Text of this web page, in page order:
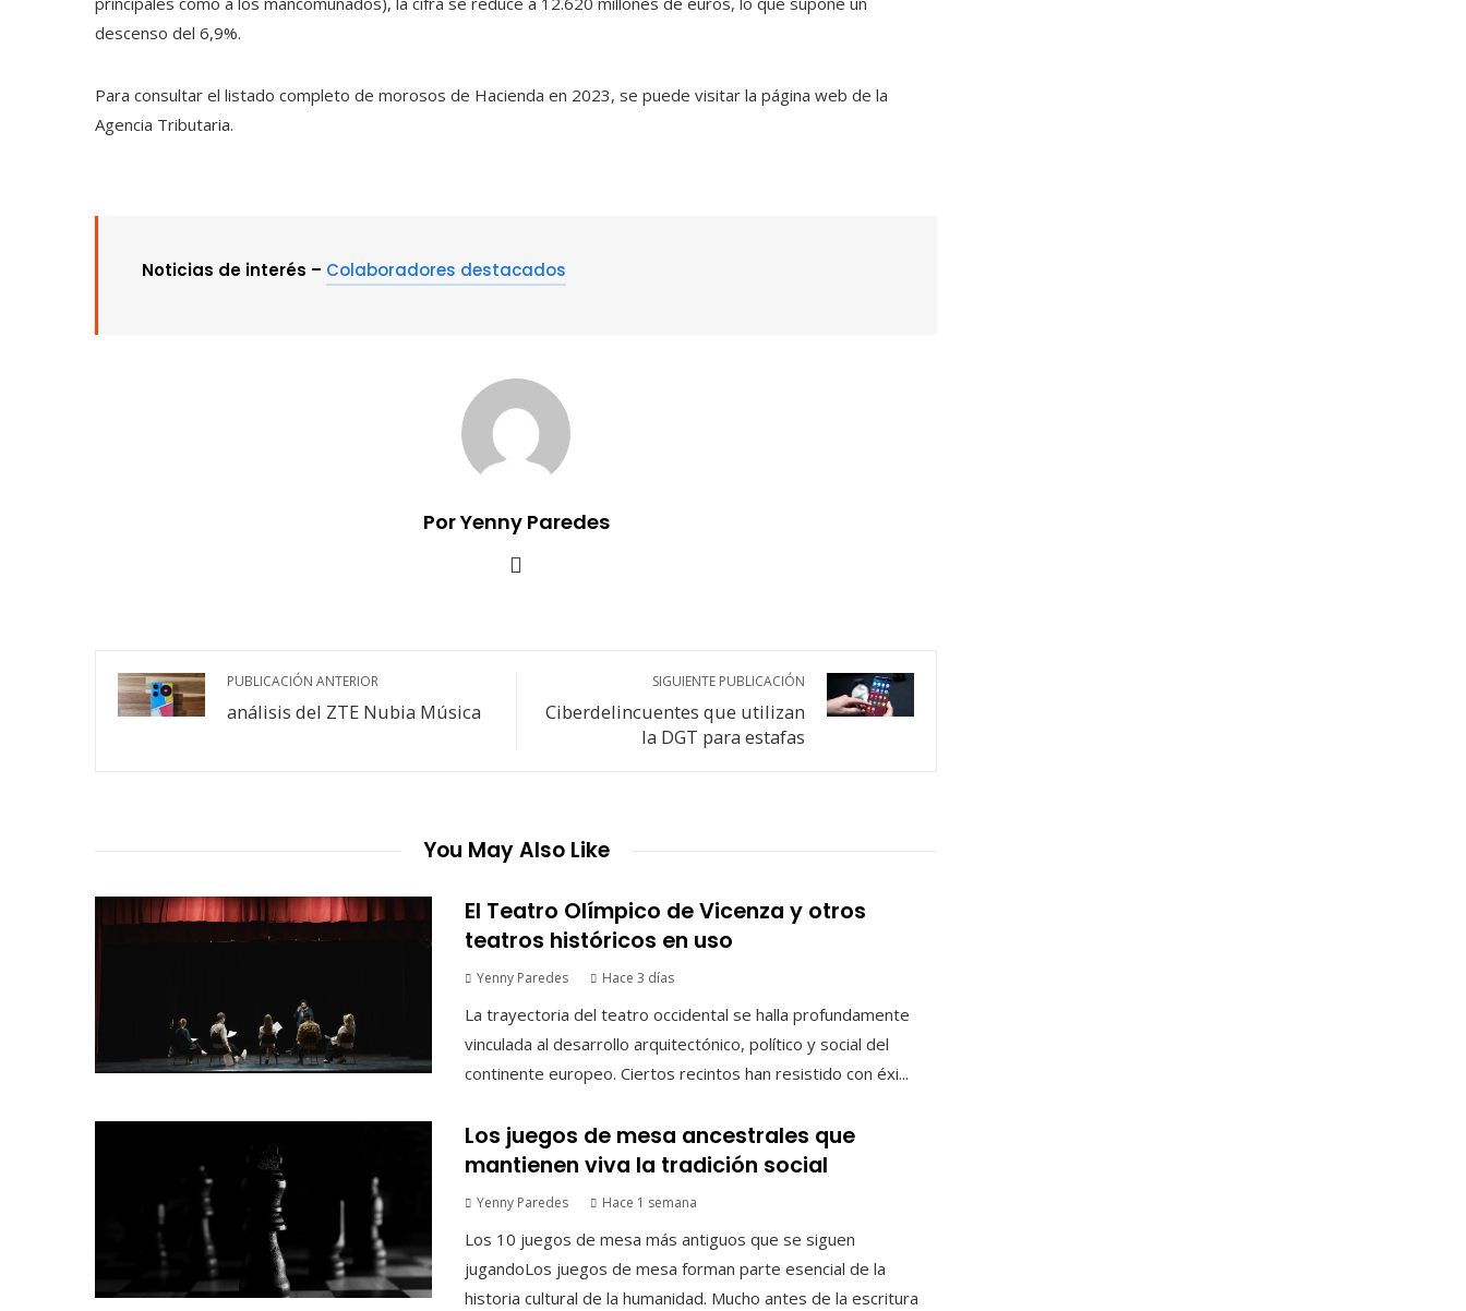
descenso del 6,9%.
Para consultar el listado completo de morosos de Hacienda en 2023, se puede visitar la página web de la
Agencia Tributaria.
Noticias de interés – Colaboradores destacados
Por Yenny Paredes
PUBLICACIÓN ANTERIOR
análisis del ZTE Nubia Música
SIGUIENTE PUBLICACIÓN
Ciberdelincuentes que utilizan
la DGT para estafas
You May Also Like
El Teatro Olímpico de Vicenza y otros
teatros históricos en uso
Yenny Paredes Hace 3 días
La trayectoria del teatro occidental se halla profundamente
vinculada al desarrollo arquitectónico, político y social del
continente europeo. Ciertos recintos han resistido con éxi...
Los juegos de mesa ancestrales que
mantienen viva la tradición social
Yenny Paredes Hace 1 semana
Los 10 juegos de mesa más antiguos que se siguen
jugandoLos juegos de mesa forman parte esencial de la
historia cultural de la humanidad. Mucho antes de la escritura